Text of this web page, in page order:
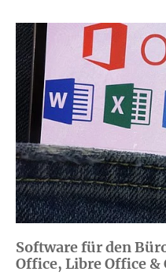
Software für den
Office, Libre Office &